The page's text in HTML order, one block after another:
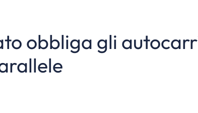
obbliga gli